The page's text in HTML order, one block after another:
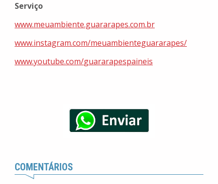
Serviço
www.meuambiente.guararapes.com.br
www.instagram.com/meuambienteguararapes/
www.youtube.com/guararapespaineis
COMENTÁRIOS